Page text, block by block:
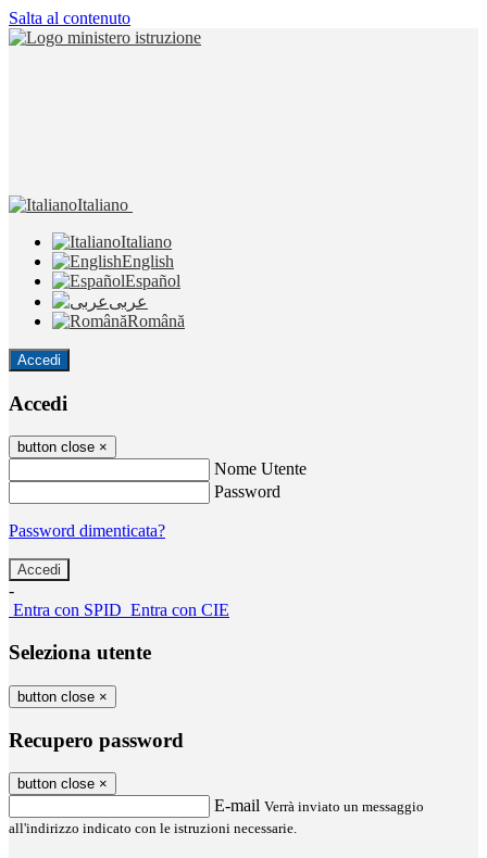
Salta al contenuto
Italiano
Italiano
English
Español
عربى
Română
Accedi
Accedi
button close ×
Nome Utente
Password
Password dimenticata?
-
Entra con SPID Entra con CIE
Seleziona utente
button close ×
Recupero password
button close ×
E-mail Verrà inviato un messaggio
all'indirizzo indicato con le istruzioni necessarie.